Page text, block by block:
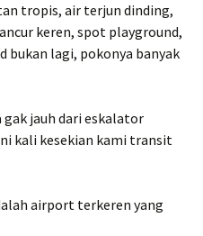
tropis, air terjun dinding,
keren, spot playground,
lagi, pokonya banyak
jauh dari eskalator
kali kesekian kami transit
airport terkeren yang